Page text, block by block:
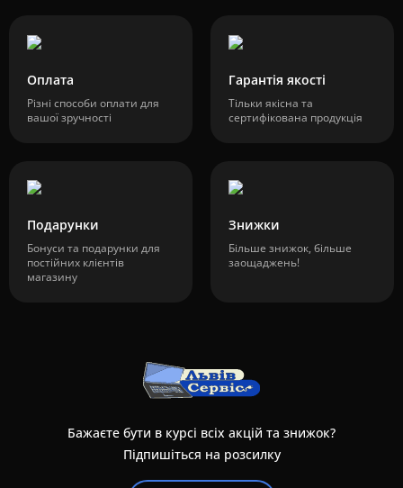
Оплата
Різні способи оплати для
вашої зручності
Гарантія якості
Тільки якісна та
сертифікована продукція
Подарунки
Бонуси та подарунки для
постійних клієнтів
магазину
Знижки
Більше знижок, більше
заощаджень!
Бажаєте бути в курсі всіх акцій та знижок?
Підпишіться на розсилку